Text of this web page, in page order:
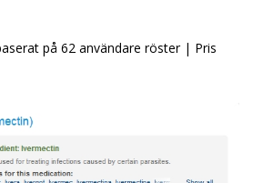
på 62 användare röster| Pris